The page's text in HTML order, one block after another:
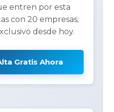
entren por esta
con 20 empresas;
desde hoy.
Gratis Ahora